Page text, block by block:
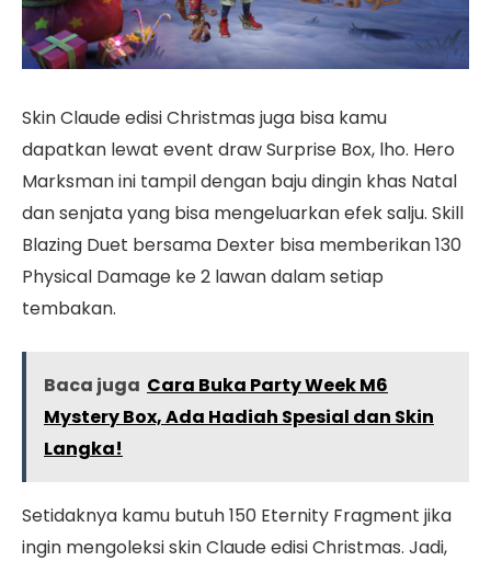
Skin Claude edisi Christmas juga bisa kamu
dapatkan lewat event draw Surprise Box, lho. Hero
Marksman ini tampil dengan baju dingin khas Natal
dan senjata yang bisa mengeluarkan efek salju. Skill
Blazing Duet bersama Dexter bisa memberikan 130
Physical Damage ke 2 lawan dalam setiap
tembakan.
Baca juga Cara Buka Party Week M6
Mystery Box, Ada Hadiah Spesial dan Skin
Langka!
Setidaknya kamu butuh 150 Eternity Fragment jika
ingin mengoleksi skin Claude edisi Christmas. Jadi,